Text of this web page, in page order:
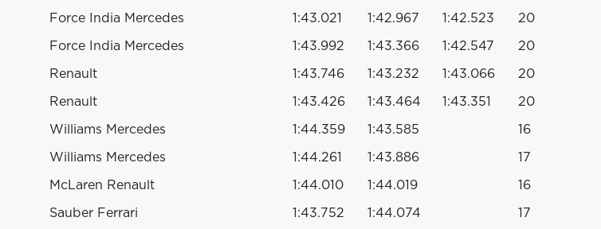
Force India Mercedes 1:43.021 1:42.967 1:42.523 20
Force India Mercedes 1:43.992 1:43.366 1:42.547 20
Renault 1:43.746 1:43.232 1:43.066 20
Renault 1:43.426 1:43.464 1:43.351 20
Williams Mercedes 1:44.359 1:43.585 16
Williams Mercedes 1:44.261 1:43.886 17
McLaren Renault 1:44.010 1:44.019 16
Sauber Ferrari 1:43.752 1:44.074 17